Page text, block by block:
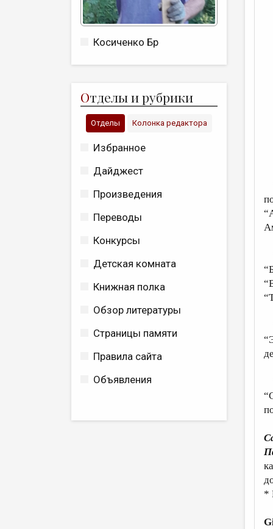
Косиченко Бр
Отделы и рубрики
Отделы Колонка редактора
Избранное
Дайджест
Произведения
Переводы
Конкурсы
Детская комната
Книжная полка
Обзор литературы
Страницы памяти
Правила сайта
Объявления
*